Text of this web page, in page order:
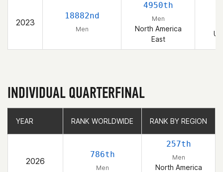
2023
18882nd
Men
4950th
Men
North America
East
INDIVIDUAL QUARTERFINAL
YEAR RANK WORLDWIDE RANK BY REGION
2026
786th
Men
257th
Men
North America
YEAR RANK WORLDWIDE RANK BY REGION